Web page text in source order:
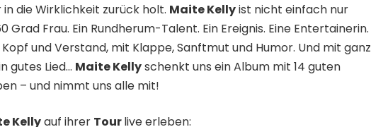
die Wirklichkeit zurück holt. Maite Kellyist nicht einfach nur
Grad Frau. Ein Rundherum-Talent. Ein Ereignis. Eine Entertainerin.
Kopf und Verstand, mit Klappe, Sanftmut und Humor. Und mit ganz
gutes Lied… Maite Kellyschenkt uns ein Album mit 14 guten
– und nimmt uns alle mit!
Kellyauf ihrer Tourlive erleben: